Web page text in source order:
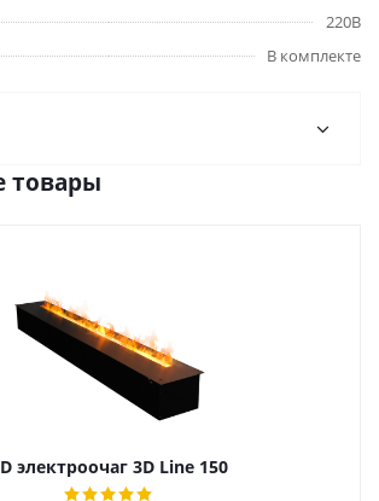
220В
В комплекте
товары
электроочаг 3D Line 150